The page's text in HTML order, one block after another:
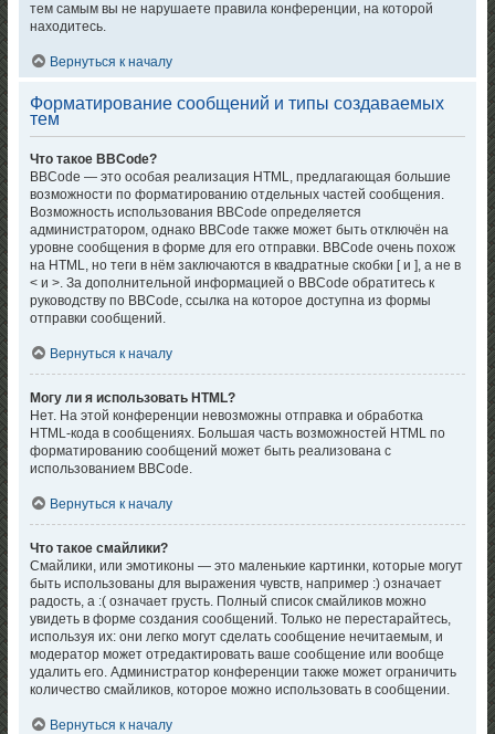
тем самым вы не нарушаете правила конференции, на которой
находитесь.
Вернуться к началу
Форматирование сообщений и типы создаваемых
тем
Что такое BBCode?
BBCode — это особая реализация HTML, предлагающая большие
возможности по форматированию отдельных частей сообщения.
Возможность использования BBCode определяется
администратором, однако BBCode также может быть отключён на
уровне сообщения в форме для его отправки. BBCode очень похож
на HTML, но теги в нём заключаются в квадратные скобки [ и ], а не в
< и >. За дополнительной информацией о BBCode обратитесь к
руководству по BBCode, ссылка на которое доступна из формы
отправки сообщений.
Вернуться к началу
Могу ли я использовать HTML?
Нет. На этой конференции невозможны отправка и обработка
HTML-кода в сообщениях. Большая часть возможностей HTML по
форматированию сообщений может быть реализована с
использованием BBCode.
Вернуться к началу
Что такое смайлики?
Смайлики, или эмотиконы — это маленькие картинки, которые могут
быть использованы для выражения чувств, например :) означает
радость, а :( означает грусть. Полный список смайликов можно
увидеть в форме создания сообщений. Только не перестарайтесь,
используя их: они легко могут сделать сообщение нечитаемым, и
модератор может отредактировать ваше сообщение или вообще
удалить его. Администратор конференции также может ограничить
количество смайликов, которое можно использовать в сообщении.
Вернуться к началу